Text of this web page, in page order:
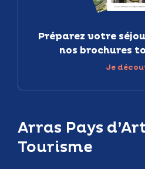
Arras Pays
Tourisme
Préparez votre
nos brochures
Je